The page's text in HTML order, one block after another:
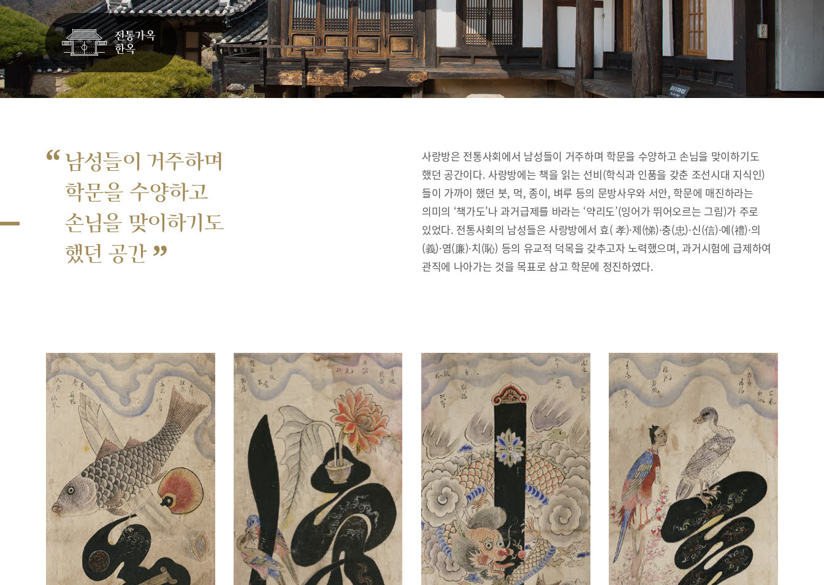
“ 남성들이 거주하며
학문을 수양하고
손님을 맞이하기도
했던 공간 ”
사랑방은 전통사회에서 남성들이 거주하며 학문을 수양하고 손님을 맞이하기도
했던 공간이다. 사랑방에는 책을 읽는 선비(학식과 인품을 갖춘 조선시대 지식인)
들이 가까이 했던 붓, 먹, 종이, 벼루 등의 문방사우와 서안, 학문에 매진하라는
의미의 ‘책가도’나 과거급제를 바라는 ‘약리도’(잉어가 뛰어오르는 그림)가 주로
있었다. 전통사회의 남성들은 사랑방에서 효( 孝)·제(悌)·충(忠)·신(信)·예(禮)·의
(義)·염(廉)·치(恥) 등의 유교적 덕목을 갖추고자 노력했으며, 과거시험에 급제하여
관직에 나아가는 것을 목표로 삼고 학문에 정진하였다.